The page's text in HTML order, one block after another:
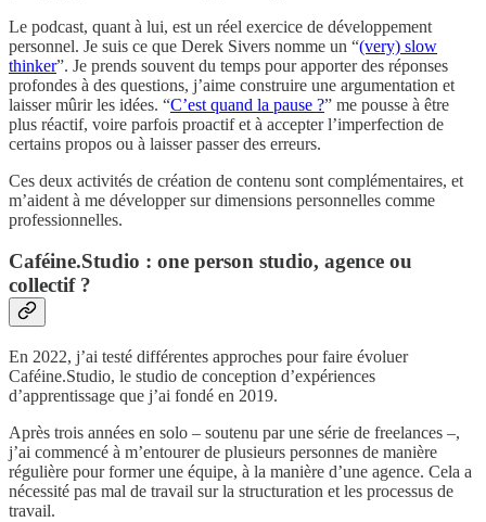
Le podcast, quant à lui, est un réel exercice de développement
personnel. Je suis ce que Derek Sivers nomme un “(very) slow
thinker”. Je prends souvent du temps pour apporter des réponses
profondes à des questions, j’aime construire une argumentation et
laisser mûrir les idées. “C’est quand la pause ?” me pousse à être
plus réactif, voire parfois proactif et à accepter l’imperfection de
certains propos ou à laisser passer des erreurs.
Ces deux activités de création de contenu sont complémentaires, et
m’aident à me développer sur dimensions personnelles comme
professionnelles.
Caféine.Studio : one person studio, agence ou
collectif ?
En 2022, j’ai testé différentes approches pour faire évoluer
Caféine.Studio, le studio de conception d’expériences
d’apprentissage que j’ai fondé en 2019.
Après trois années en solo – soutenu par une série de freelances –,
j’ai commencé à m’entourer de plusieurs personnes de manière
régulière pour former une équipe, à la manière d’une agence. Cela a
nécessité pas mal de travail sur la structuration et les processus de
travail.